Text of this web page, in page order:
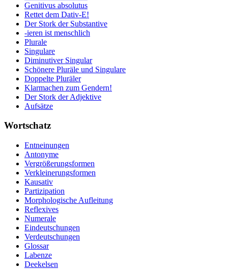
Genitivus absolutus
Rettet dem Dativ-E!
Der Stork der Substantive
-ieren ist menschlich
Plurale
Singulare
Diminutiver Singular
Schönere Pluräle und Singulare
Doppelte Pluräler
Klarmachen zum Gendern!
Der Stork der Adjektive
Aufsätze
Wortschatz
Entneinungen
Antonyme
Vergrößerungsformen
Verkleinerungsformen
Kausativ
Partizipation
Morphologische Aufleitung
Reflexives
Numerale
Eindeutschungen
Verdeutschungen
Glossar
Labenze
Deekelsen